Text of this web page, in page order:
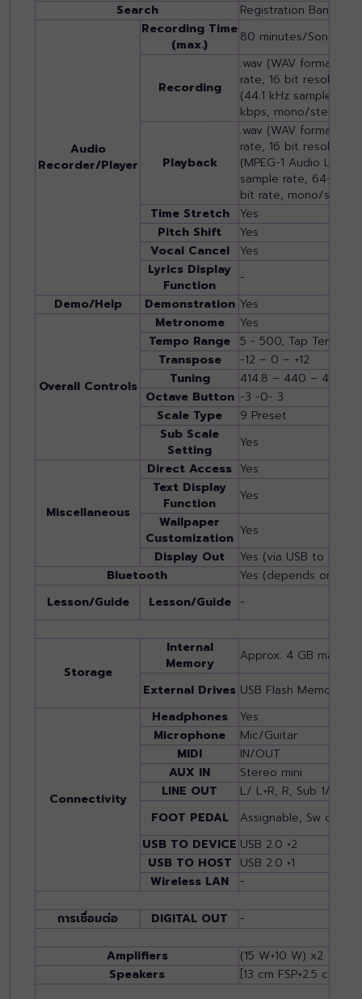
Search
Registration Bank
Audio
Recorder/Player
Recording Time
(max.)
80 minutes/Song
Recording
.wav (WAV format:
rate, 16 bit
(44.1 kHz sample
kbps, mono/stereo)
Playback
.wav (WAV format:
rate, 16 bit
(MPEG-1 Audio
sample rate, 64-320
bit rate, mono/
Time Stretch
Yes
Pitch Shift
Yes
Vocal Cancel
Yes
Lyrics Display
Function
-
Demo/Help
Demonstration Yes
Overall Controls
Metronome
Yes
Tempo Range 5 - 500, Tap Tempo
Transpose
-12 – 0 – +12
Tuning
414.8 – 440 – 466.8
Octave Button -3 -0- 3
Scale Type
9 Preset
Sub Scale
Setting
Yes
Miscellaneous
Direct Access Yes
Text Display
Function
Yes
Wallpaper
Customization Yes
Display Out
Yes (via USB to
Bluetooth
Yes (depends on
Lesson/Guide
Lesson/Guide -
Storage
Internal
Memory
Approx. 4 GB max.
External Drives USB Flash Memory
Connectivity
Headphones
Yes
Microphone
Mic/Guitar
MIDI
IN/OUT
AUX IN
Stereo mini
LINE OUT
L/ L+R, R, Sub 1/2
FOOT PEDAL
Assignable, Sw or Vol
USB TO DEVICE USB 2.0 ×2
USB TO HOST USB 2.0 ×1
Wireless LAN
-
การเชื่อมต่อ DIGITAL OUT -
Amplifiers
(15 W+10 W) x2
Speakers
[13 cm FSP+2.5 cm,